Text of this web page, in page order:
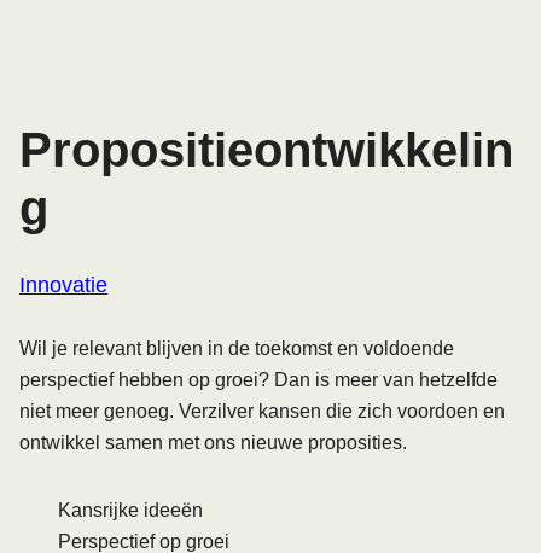
Propositieontwikkelin
g
Innovatie
Wil je relevant blijven in de toekomst en voldoende
perspectief hebben op groei? Dan is meer van hetzelfde
niet meer genoeg. Verzilver kansen die zich voordoen en
ontwikkel samen met ons nieuwe proposities.
Kansrijke ideeën
Perspectief op groei